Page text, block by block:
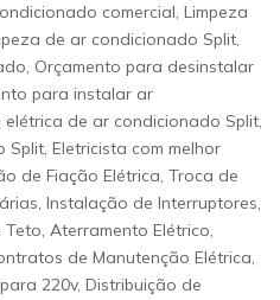
comercial, Limpeza
de ar condicionado Split,
Orçamento para desinstalar
para instalar ar
de ar condicionado Split,
Eletricista com melhor
de Fiação Elétrica, Troca de
Instalação de Interruptores,
Aterramento Elétrico,
de Manutenção Elétrica,
220v, Distribuição de